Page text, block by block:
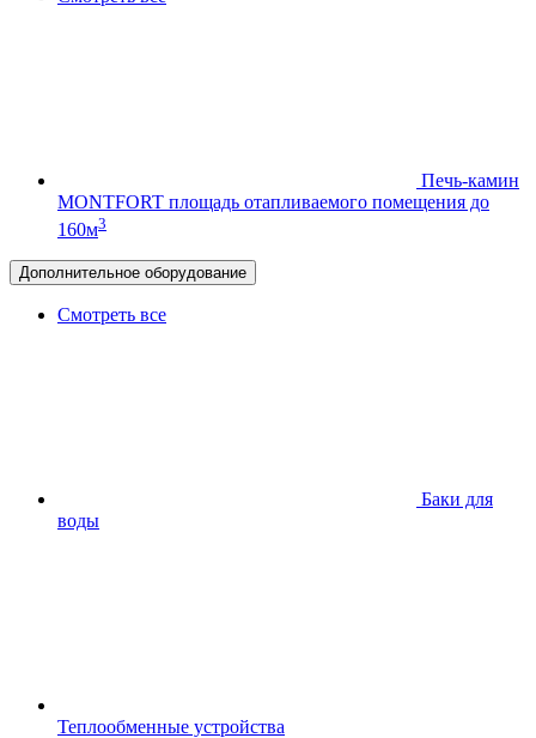
Печь-камин
MONTFORT площадь отапливаемого помещения до
160м3
Дополнительное оборудование
Смотреть все
Баки для
воды
Теплообменные устройства